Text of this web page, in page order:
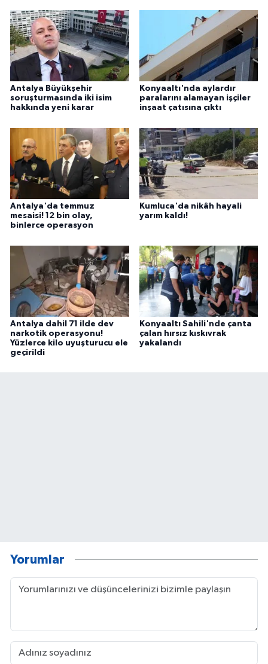
Antalya Büyükşehir
soruşturmasında iki isim
hakkında yeni karar
Konyaaltı'nda aylardır
paralarını alamayan işçiler
inşaat çatısına çıktı
Antalya'da temmuz
mesaisi! 12 bin olay,
binlerce operasyon
Kumluca'da nikâh hayali
yarım kaldı!
Antalya dahil 71 ilde dev
narkotik operasyonu!
Yüzlerce kilo uyuşturucu ele
geçirildi
Konyaaltı Sahili'nde çanta
çalan hırsız kıskıvrak
yakalandı
Yorumlar